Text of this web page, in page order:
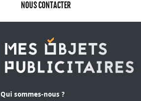
NOUS CONTACTER
Qui sommes-nous ?